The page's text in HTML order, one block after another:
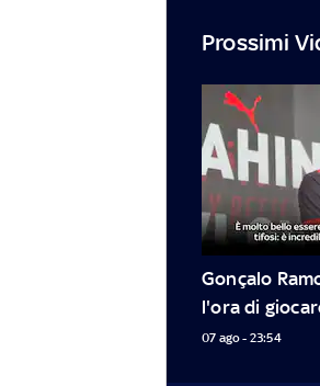
Prossimi
Gonçalo
l'ora di
07 ago - 23:54